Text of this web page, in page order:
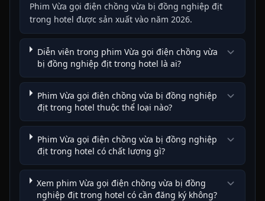
Phim Vừa gọi điện chồng vừa bị đồng nghiệp địt
trong hotel được sản xuất vào năm 2026.
Diễn viên trong phim Vừa gọi điện chồng vừa
bị đồng nghiệp địt trong hotel là ai?
Phim Vừa gọi điện chồng vừa bị đồng nghiệp
địt trong hotel thuộc thể loại nào?
Phim Vừa gọi điện chồng vừa bị đồng nghiệp
địt trong hotel có chất lượng gì?
Xem phim Vừa gọi điện chồng vừa bị đồng
nghiệp địt trong hotel có cần đăng ký không?